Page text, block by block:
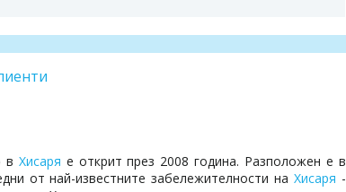
вХисаря е открит през 2008 година. Разположен е в
от най-известните забележителности на Хисаря -